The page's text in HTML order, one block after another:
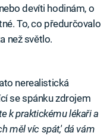
devíti hodinám, o
To, co předurčovalo
než světlo.
nerealistická
se spánku zdrojem
k praktickému lékaři a
měl víc spát,' dá vám